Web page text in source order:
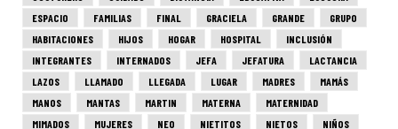
ESPACIO
FAMILIAS FINAL GRACIELA GRANDE
GRUPO
HABITACIONES
HIJOS HOGAR HOSPITAL
INCLUSIÓN
INTEGRANTES
INTERNADOS JEFA JEFATURA
LACTANCIA
LAZOS
LLAMADO LLEGADA LUGAR MADRES
MAMÁS
MANOS
MANTAS MARTIN MATERNA
MATERNIDAD
MIMADOS
MUJERES NEO NIETITOS NIETOS
NIÑOS